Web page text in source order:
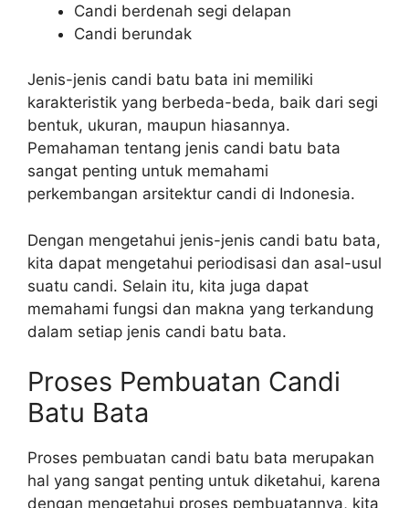
Candi berdenah segi delapan
Candi berundak
Jenis-jenis candi batu bata ini memiliki
karakteristik yang berbeda-beda, baik dari segi
bentuk, ukuran, maupun hiasannya.
Pemahaman tentang jenis candi batu bata
sangat penting untuk memahami
perkembangan arsitektur candi di Indonesia.
Dengan mengetahui jenis-jenis candi batu bata,
kita dapat mengetahui periodisasi dan asal-usul
suatu candi. Selain itu, kita juga dapat
memahami fungsi dan makna yang terkandung
dalam setiap jenis candi batu bata.
Proses Pembuatan Candi
Batu Bata
Proses pembuatan candi batu bata merupakan
hal yang sangat penting untuk diketahui, karena
dengan mengetahui proses pembuatannya, kita